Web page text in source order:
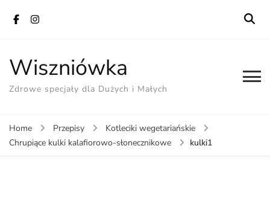
Wiszniówka
Zdrowe specjały dla Dużych i Małych
Home Przepisy
Kotleciki wegetariańskie
Chrupiące kulki kalafiorowo-słonecznikowe
kulki1